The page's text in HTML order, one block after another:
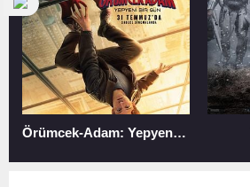
Örümcek-Adam: Yepyeni Bir Gün